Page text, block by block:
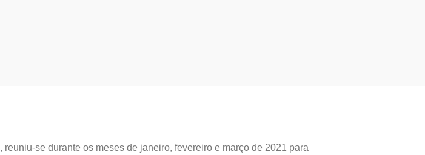
, reuniu-se durante os meses de janeiro, fevereiro e março de 2021 para